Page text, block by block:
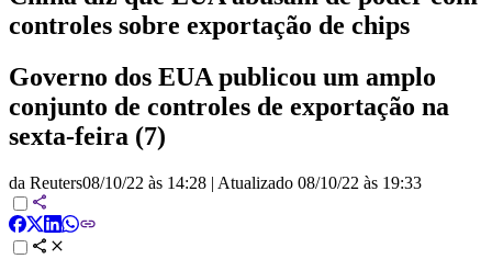
controles sobre exportação de chips
Governo dos EUA publicou um amplo
conjunto de controles de exportação na
sexta-feira (7)
da Reuters08/10/22 às 14:28 | Atualizado 08/10/22 às 19:33